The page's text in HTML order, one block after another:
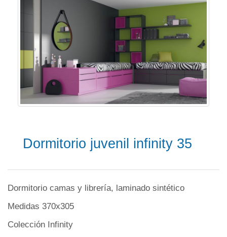
Dormitorio juvenil infinity 35
Dormitorio camas y librería, laminado sintético
Medidas 370x305
Colección Infinity